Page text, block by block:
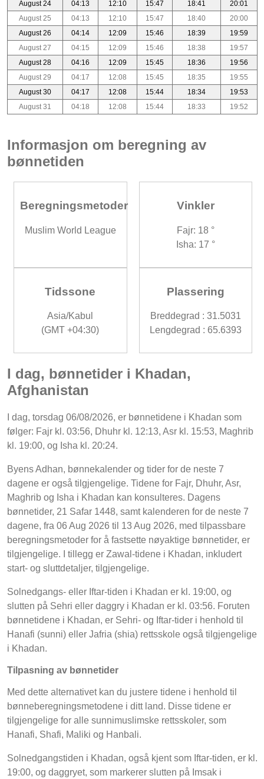
August 24
04:13 12:10 15:47 18:41
20:01
August 25
04:13 12:10 15:47 18:40
20:00
August 26
04:14 12:09 15:46 18:39
19:59
August 27
04:15 12:09 15:46 18:38
19:57
August 28
04:16 12:09 15:45 18:36
19:56
August 29
04:17 12:08 15:45 18:35
19:55
August 30
04:17 12:08 15:44 18:34
19:53
August 31
04:18 12:08 15:44 18:33 19:52
Informasjon om beregning av
bønnetiden
Beregningsmetoder
Muslim World League
Vinkler
Fajr: 18 °
Isha: 17 °
Tidssone
Asia/Kabul
(GMT +04:30)
Plassering
Breddegrad : 31.5031
Lengdegrad : 65.6393
I dag, bønnetider i Khadan,
Afghanistan
I dag, torsdag 06/08/2026, er bønnetidene i Khadan som
følger: Fajr kl. 03:56, Dhuhr kl. 12:13, Asr kl. 15:53, Maghrib
kl. 19:00, og Isha kl. 20:24.
Byens Adhan, bønnekalender og tider for de neste 7
dagene er også tilgjengelige. Tidene for Fajr, Dhuhr, Asr,
Maghrib og Isha i Khadan kan konsulteres. Dagens
bønnetider, 21 Safar 1448, samt kalenderen for de neste 7
dagene, fra 06 Aug 2026 til 13 Aug 2026, med tilpassbare
beregningsmetoder for å fastsette nøyaktige bønnetider, er
tilgjengelige. I tillegg er Zawal-tidene i Khadan, inkludert
start- og sluttdetaljer, tilgjengelige.
Solnedgangs- eller Iftar-tiden i Khadan er kl. 19:00, og
slutten på Sehri eller daggry i Khadan er kl. 03:56. Foruten
bønnetidene i Khadan, er Sehri- og Iftar-tider i henhold til
Hanafi (sunni) eller Jafria (shia) rettsskole også tilgjengelige
i Khadan.
Tilpasning av bønnetider
Med dette alternativet kan du justere tidene i henhold til
bønneberegningsmetodene i ditt land. Disse tidene er
tilgjengelige for alle sunnimuslimske rettsskoler, som
Hanafi, Shafi, Maliki og Hanbali.
Solnedgangstiden i Khadan, også kjent som Iftar-tiden, er kl.
19:00, og daggryet, som markerer slutten på Imsak i